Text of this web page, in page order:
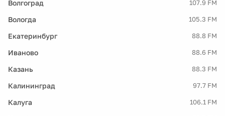
Волгоград 107.9 FM
Вологда 105.3 FM
Екатеринбург 88.8 FM
Иваново 88.6 FM
Казань 88.3 FM
Калининград 97.7 FM
Калуга 106.1 FM